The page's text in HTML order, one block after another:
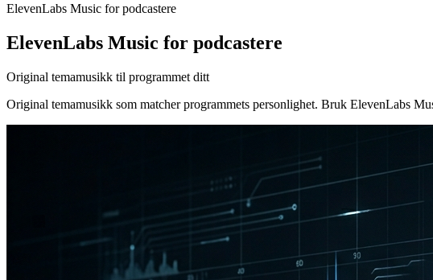
ElevenLabs Music for podcastere
ElevenLabs Music for podcastere
Original temamusikk til programmet ditt
Original temamusikk som matcher programmets personlighet. Bruk ElevenLabs